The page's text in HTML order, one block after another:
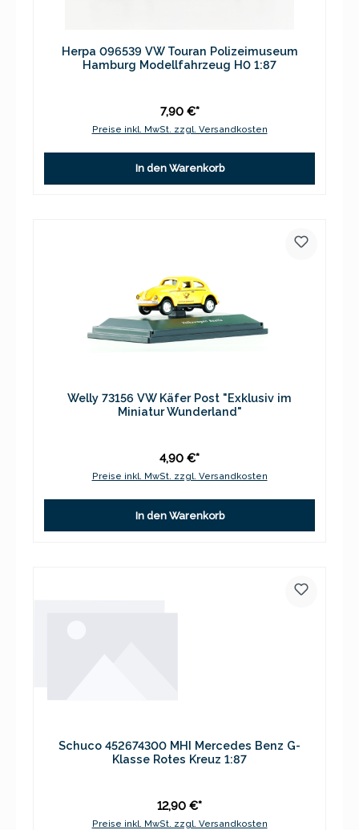
Herpa 096539 VW Touran Polizeimuseum
Hamburg Modellfahrzeug H0 1:87
7,90 €*
Preise inkl. MwSt. zzgl. Versandkosten
In den Warenkorb
Welly 73156 VW Käfer Post "Exklusiv im
Miniatur Wunderland"
4,90 €*
Preise inkl. MwSt. zzgl. Versandkosten
In den Warenkorb
Schuco 452674300 MHI Mercedes Benz G-
Klasse Rotes Kreuz 1:87
12,90 €*
Preise inkl. MwSt. zzgl. Versandkosten